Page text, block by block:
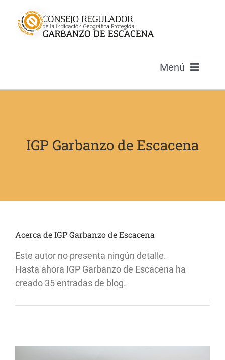
contenido
Menú
El Garbanzo
Blog
Contacto
IGP Garbanzo de Escacena
Acerca deIGP Garbanzo de Escacena
Este autor no presenta ningún detalle.
Hasta ahora IGP Garbanzo de Escacena ha
creado 35 entradas de blog.